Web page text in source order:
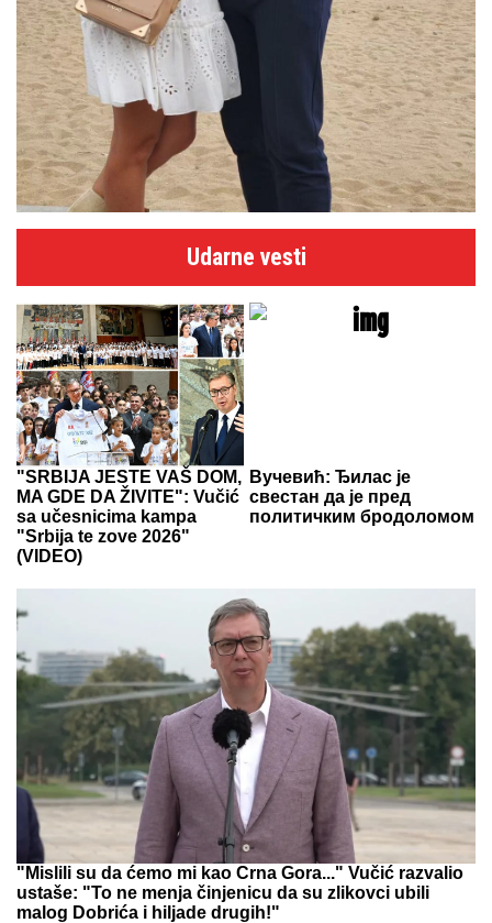
Udarne vesti
"SRBIJA JESTE VAŠ DOM,
MA GDE DA ŽIVITE": Vučić
sa učesnicima kampa
"Srbija te zove 2026"
(VIDEO)
Вучевић: Ђилас је
свестан да је пред
политичким бродоломом
"Mislili su da ćemo mi kao Crna Gora..." Vučić razvalio
ustaše: "To ne menja činjenicu da su zlikovci ubili
malog Dobrića i hiljade drugih!"